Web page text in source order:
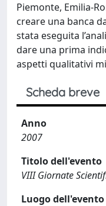
Piemonte, Emilia-
creare una banca
stata eseguita
dare una prima
aspetti qualitativi
Scheda breve
Anno
2007
Titolo dell'evento
VIII Giornate
Luogo dell'evento